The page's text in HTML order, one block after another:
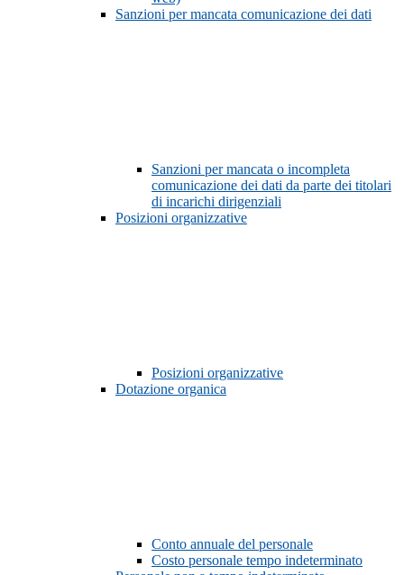
Sanzioni per mancata comunicazione dei dati
Sanzioni per mancata o incompleta
comunicazione dei dati da parte dei titolari
di incarichi dirigenziali
Posizioni organizzative
Posizioni organizzative
Dotazione organica
Conto annuale del personale
Costo personale tempo indeterminato